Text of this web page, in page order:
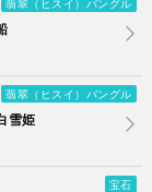
翡翠（ヒスイ）バングル
翡翠（ヒスイ）バングル
雪姫
宝石